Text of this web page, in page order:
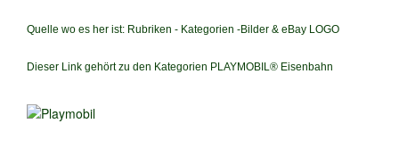
Quelle wo es her ist: Rubriken - Kategorien -Bilder & eBay LOGO
Dieser Link gehört zu den Kategorien PLAYMOBIL® Eisenbahn